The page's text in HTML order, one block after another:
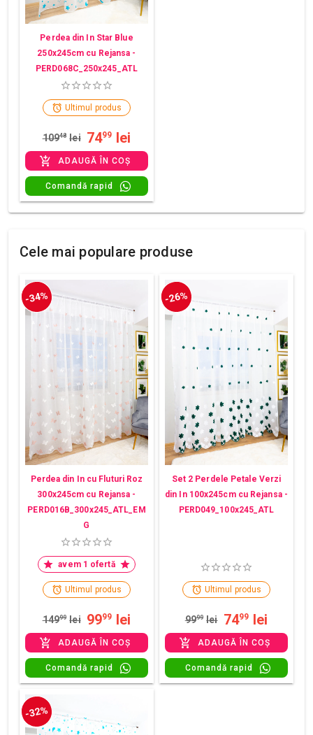
Perdea din In Star Blue
250x245cm cu Rejansa -
PERD068C_250x245_ATL
Ultimul produs
10948 lei 7499 lei
ADAUGĂ ÎN COȘ
Comandă rapid
Cele mai populare produse
-34%
Perdea din In cu Fluturi Roz
300x245cm cu Rejansa -
PERD016B_300x245_ATL_EM
G
avem 1 ofertă
Ultimul produs
14999 lei 9999 lei
ADAUGĂ ÎN COȘ
Comandă rapid
-26%
Set 2 Perdele Petale Verzi
din In 100x245cm cu Rejansa -
PERD049_100x245_ATL
Ultimul produs
9999 lei 7499 lei
ADAUGĂ ÎN COȘ
Comandă rapid
-32%